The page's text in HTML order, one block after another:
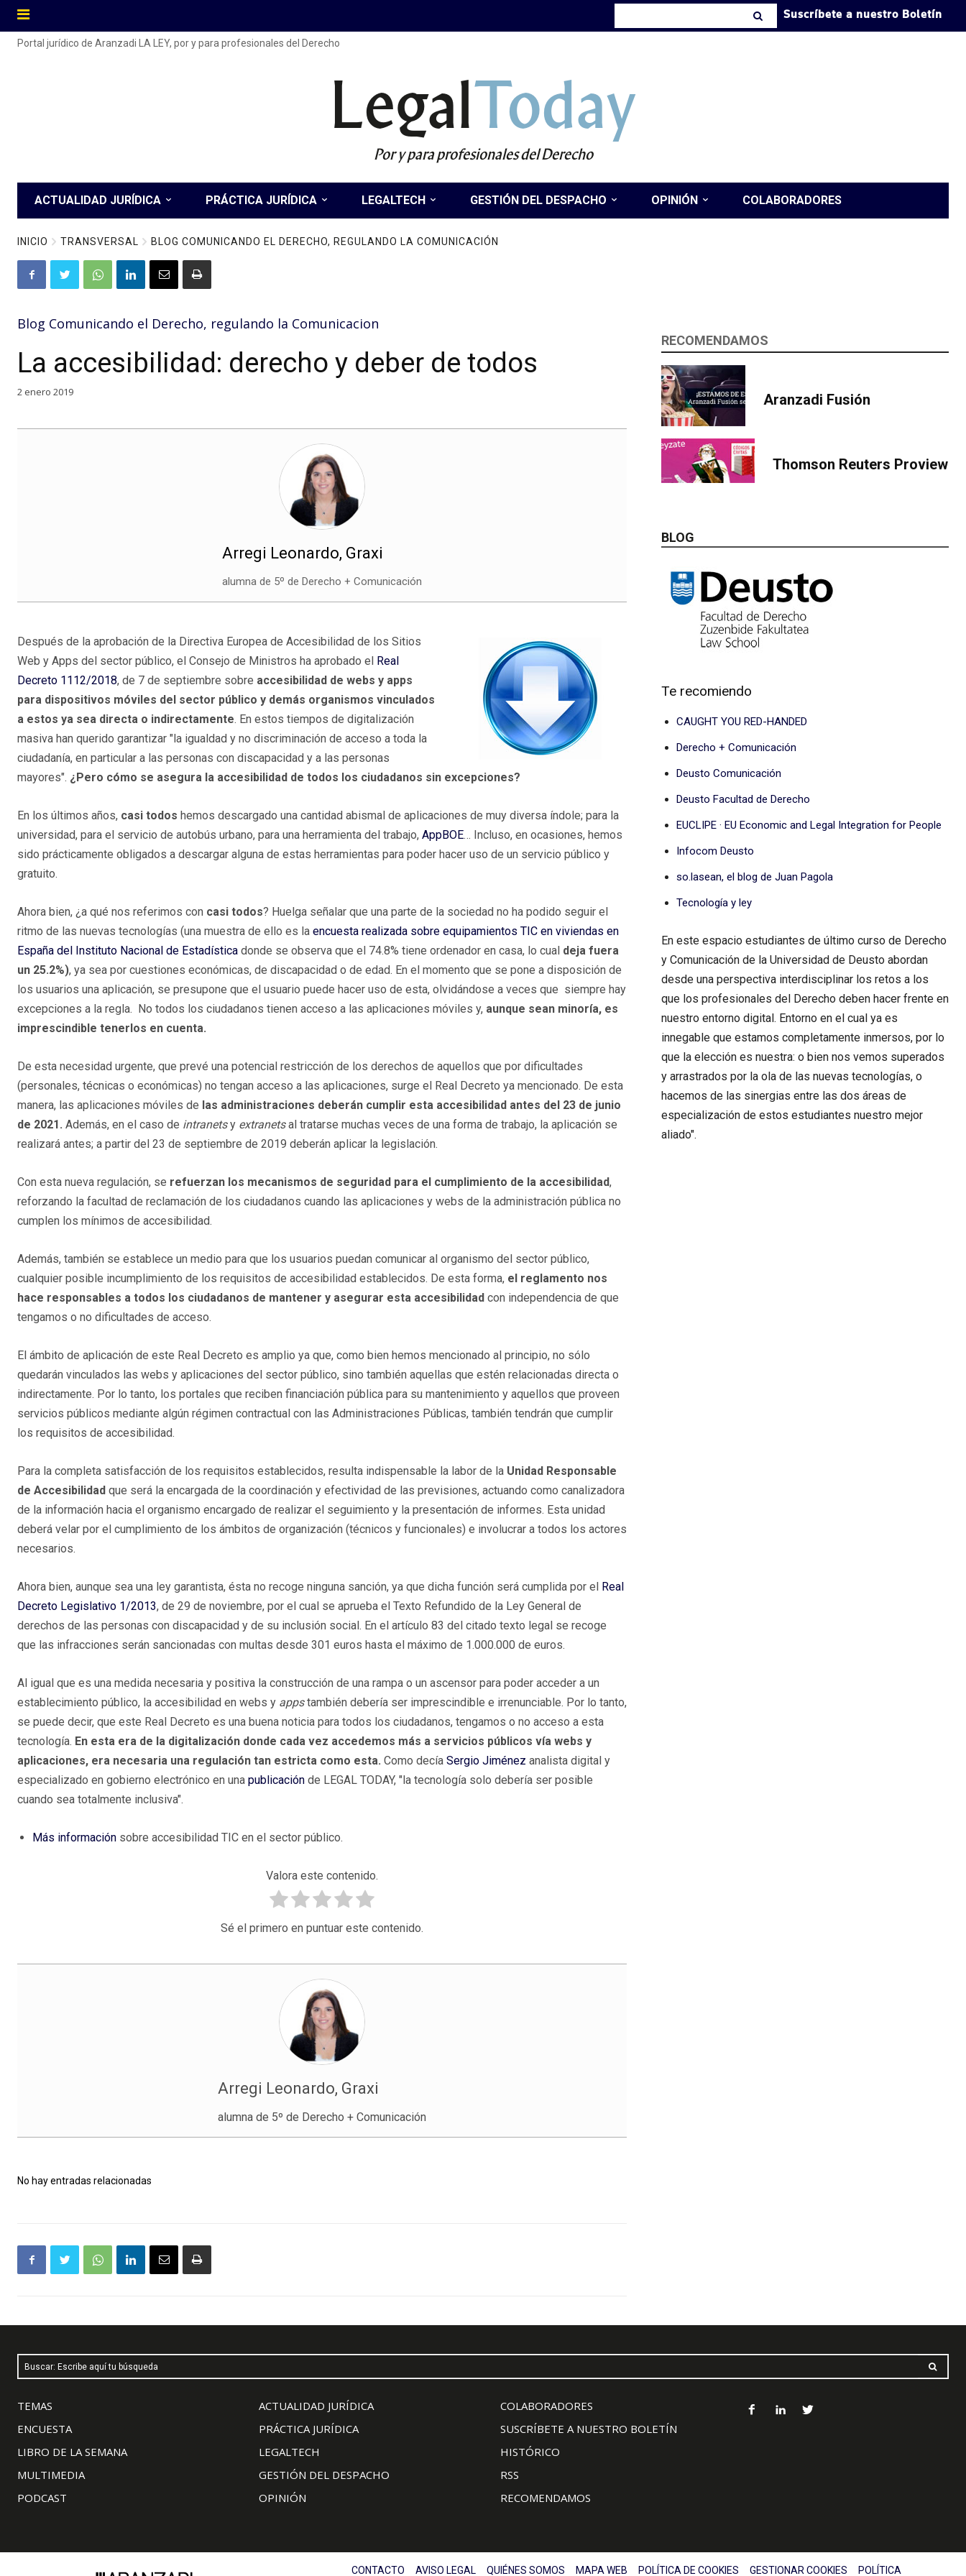
Suscríbete a nuestro Boletín
Portal jurídico de Aranzadi LA LEY, por y para profesionales del Derecho
LegalToday
Por y para profesionales del Derecho
ACTUALIDAD JURÍDICA PRÁCTICA JURÍDICA LEGALTECH GESTIÓN DEL DESPACHO OPINIÓN COLABORADORES
INICIO TRANSVERSAL BLOG COMUNICANDO EL DERECHO, REGULANDO LA COMUNICACIÓN
Blog Comunicando el Derecho, regulando la Comunicacion
La accesibilidad: derecho y deber de todos
2 enero 2019
Arregi Leonardo, Graxi
alumna de 5º de Derecho + Comunicación
Después de la aprobación de la Directiva Europea de Accesibilidad de los Sitios
Web y Apps del sector público, el Consejo de Ministros ha aprobado el Real
Decreto 1112/2018, de 7 de septiembre sobre accesibilidad de webs y apps
para dispositivos móviles del sector público y demás organismos vinculados
a estos ya sea directa o indirectamente. En estos tiempos de digitalización
masiva han querido garantizar "la igualdad y no discriminación de acceso a toda la
ciudadanía, en particular a las personas con discapacidad y a las personas
mayores". ¿Pero cómo se asegura la accesibilidad de todos los ciudadanos sin excepciones?
En los últimos años, casi todos hemos descargado una cantidad abismal de aplicaciones de muy diversa índole; para la
universidad, para el servicio de autobús urbano, para una herramienta del trabajo, AppBOE… Incluso, en ocasiones, hemos
sido prácticamente obligados a descargar alguna de estas herramientas para poder hacer uso de un servicio público y
gratuito.
Ahora bien, ¿a qué nos referimos con casi todos? Huelga señalar que una parte de la sociedad no ha podido seguir el
ritmo de las nuevas tecnologías (una muestra de ello es la encuesta realizada sobre equipamientos TIC en viviendas en
España del Instituto Nacional de Estadística donde se observa que el 74.8% tiene ordenador en casa, lo cual deja fuera
un 25.2%), ya sea por cuestiones económicas, de discapacidad o de edad. En el momento que se pone a disposición de
los usuarios una aplicación, se presupone que el usuario puede hacer uso de esta, olvidándose a veces que siempre hay
excepciones a la regla. No todos los ciudadanos tienen acceso a las aplicaciones móviles y, aunque sean minoría, es
imprescindible tenerlos en cuenta.
De esta necesidad urgente, que prevé una potencial restricción de los derechos de aquellos que por dificultades
(personales, técnicas o económicas) no tengan acceso a las aplicaciones, surge el Real Decreto ya mencionado. De esta
manera, las aplicaciones móviles de las administraciones deberán cumplir esta accesibilidad antes del 23 de junio
de 2021. Además, en el caso de intranetsy extranetsal tratarse muchas veces de una forma de trabajo, la aplicación se
realizará antes; a partir del 23 de septiembre de 2019 deberán aplicar la legislación.
Con esta nueva regulación, se refuerzan los mecanismos de seguridad para el cumplimiento de la accesibilidad,
reforzando la facultad de reclamación de los ciudadanos cuando las aplicaciones y webs de la administración pública no
cumplen los mínimos de accesibilidad.
Además, también se establece un medio para que los usuarios puedan comunicar al organismo del sector público,
cualquier posible incumplimiento de los requisitos de accesibilidad establecidos. De esta forma, el reglamento nos
hace responsables a todos los ciudadanos de mantener y asegurar esta accesibilidad con independencia de que
tengamos o no dificultades de acceso.
El ámbito de aplicación de este Real Decreto es amplio ya que, como bien hemos mencionado al principio, no sólo
quedarán vinculados las webs y aplicaciones del sector público, sino también aquellas que estén relacionadas directa o
indirectamente. Por lo tanto, los portales que reciben financiación pública para su mantenimiento y aquellos que proveen
servicios públicos mediante algún régimen contractual con las Administraciones Públicas, también tendrán que cumplir
los requisitos de accesibilidad.
Para la completa satisfacción de los requisitos establecidos, resulta indispensable la labor de la Unidad Responsable
de Accesibilidad que será la encargada de la coordinación y efectividad de las previsiones, actuando como canalizadora
de la información hacia el organismo encargado de realizar el seguimiento y la presentación de informes. Esta unidad
deberá velar por el cumplimiento de los ámbitos de organización (técnicos y funcionales) e involucrar a todos los actores
necesarios.
Ahora bien, aunque sea una ley garantista, ésta no recoge ninguna sanción, ya que dicha función será cumplida por el Real
Decreto Legislativo 1/2013, de 29 de noviembre, por el cual se aprueba el Texto Refundido de la Ley General de
derechos de las personas con discapacidad y de su inclusión social. En el artículo 83 del citado texto legal se recoge
que las infracciones serán sancionadas con multas desde 301 euros hasta el máximo de 1.000.000 de euros.
Al igual que es una medida necesaria y positiva la construcción de una rampa o un ascensor para poder acceder a un
establecimiento público, la accesibilidad en webs y appstambién debería ser imprescindible e irrenunciable. Por lo tanto,
se puede decir, que este Real Decreto es una buena noticia para todos los ciudadanos, tengamos o no acceso a esta
tecnología. En esta era de la digitalización donde cada vez accedemos más a servicios públicos vía webs y
aplicaciones, era necesaria una regulación tan estricta como esta. Como decía Sergio Jiménez analista digital y
especializado en gobierno electrónico en una publicación de LEGAL TODAY, "la tecnología solo debería ser posible
cuando sea totalmente inclusiva".
Más información sobre accesibilidad TIC en el sector público.
Valora este contenido.
Sé el primero en puntuar este contenido.
Arregi Leonardo, Graxi
alumna de 5º de Derecho + Comunicación
No hay entradas relacionadas
RECOMENDAMOS
Aranzadi Fusión
Thomson Reuters Proview
BLOG
Te recomiendo
CAUGHT YOU RED-HANDED
Derecho + Comunicación
Deusto Comunicación
Deusto Facultad de Derecho
EUCLIPE · EU Economic and Legal Integration for People
Infocom Deusto
so.lasean, el blog de Juan Pagola
Tecnología y ley
En este espacio estudiantes de último curso de Derecho
y Comunicación de la Universidad de Deusto abordan
desde una perspectiva interdisciplinar los retos a los
que los profesionales del Derecho deben hacer frente en
nuestro entorno digital. Entorno en el cual ya es
innegable que estamos completamente inmersos, por lo
que la elección es nuestra: o bien nos vemos superados
y arrastrados por la ola de las nuevas tecnologías, o
hacemos de las sinergias entre las dos áreas de
especialización de estos estudiantes nuestro mejor
aliado".
Buscar: Escribe aquí tu búsqueda
TEMAS
ENCUESTA
LIBRO DE LA SEMANA
MULTIMEDIA
PODCAST
ACTUALIDAD JURÍDICA
PRÁCTICA JURÍDICA
LEGALTECH
GESTIÓN DEL DESPACHO
OPINIÓN
COLABORADORES
SUSCRÍBETE A NUESTRO BOLETÍN
HISTÓRICO
RSS
RECOMENDAMOS
CONTACTO AVISO LEGAL QUIÉNES SOMOS MAPA WEB POLÍTICA DE COOKIES GESTIONAR COOKIES POLÍTICA